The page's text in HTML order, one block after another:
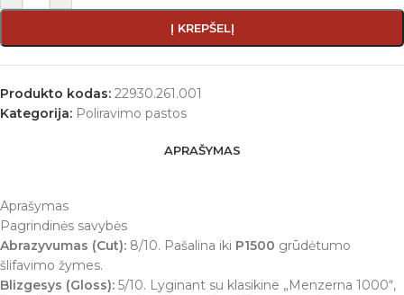
Į KREPŠELĮ
Produkto kodas: 22930.261.001
Kategorija: Poliravimo pastos
APRAŠYMAS
Aprašymas
Pagrindinės savybės
Abrazyvumas (Cut): 8/10. Pašalina iki P1500 grūdėtumo
šlifavimo žymes.
Blizgesys (Gloss): 5/10. Lyginant su klasikine „Menzerna 1000“,